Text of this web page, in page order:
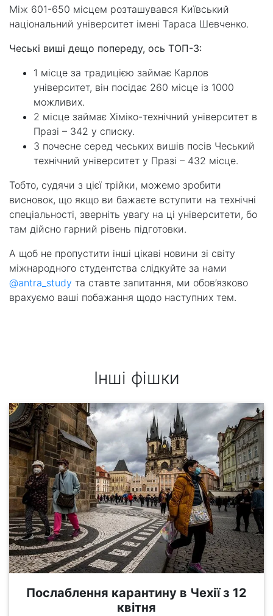
Між 601-650 місцем розташувався Київський
національний університет імені Тараса Шевченко.
Чеські виші дещо попереду, ось ТОП-3:
1 місце за традицією займає Карлов
університет, він посідає 260 місце із 1000
можливих.
2 місце займає Хіміко-технічний університет в
Празі – 342 у списку.
3 почесне серед чеських вишів посів Чеський
технічний університет у Празі – 432 місце.
Тобто, судячи з цієї трійки, можемо зробити
висновок, що якщо ви бажаєте вступити на технічні
спеціальності, зверніть увагу на ці університети, бо
там дійсно гарний рівень підготовки.
А щоб не пропустити інші цікаві новини зі світу
міжнародного студентства слідкуйте за нами
@antra_study та ставте запитання, ми обов’язково
врахуємо ваші побажання щодо наступних тем.
Інші фішки
Послаблення карантину в Чехії з 12
квітня